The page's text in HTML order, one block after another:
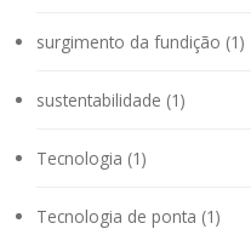
surgimento da fundição (1)
sustentabilidade (1)
Tecnologia (1)
Tecnologia de ponta (1)